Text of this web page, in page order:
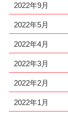
2022年9月
2022年5月
2022年4月
2022年3月
2022年2月
2022年1月